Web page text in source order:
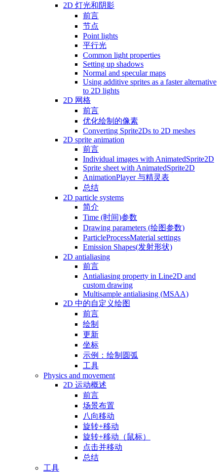
2D 灯光和阴影
前言
节点
Point lights
平行光
Common light properties
Setting up shadows
Normal and specular maps
Using additive sprites as a faster alternative
to 2D lights
2D 网格
前言
优化绘制的像素
Converting Sprite2Ds to 2D meshes
2D sprite animation
前言
Individual images with AnimatedSprite2D
Sprite sheet with AnimatedSprite2D
AnimationPlayer 与精灵表
总结
2D particle systems
简介
Time (时间)参数
Drawing parameters (绘图参数)
ParticleProcessMaterial settings
Emission Shapes(发射形状)
2D antialiasing
前言
Antialiasing property in Line2D and
custom drawing
Multisample antialiasing (MSAA)
2D 中的自定义绘图
前言
绘制
更新
坐标
示例：绘制圆弧
工具
Physics and movement
2D 运动概述
前言
场景布置
八向移动
旋转+移动
旋转+移动（鼠标）
点击并移动
总结
工具